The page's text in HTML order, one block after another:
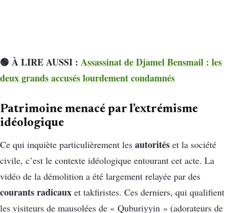
🟢 À LIRE AUSSI : Assassinat de Djamel Bensmail : les
deux grands accusés lourdement condamnés
Patrimoine menacé par l’extrémisme
idéologique
Ce qui inquiète particulièrement les autorités et la société
civile, c’est le contexte idéologique entourant cet acte. La
vidéo de la démolition a été largement relayée par des
courants radicaux et takfiristes. Ces derniers, qui qualifient
les visiteurs de mausolées de « Quburiyyin » (adorateurs de